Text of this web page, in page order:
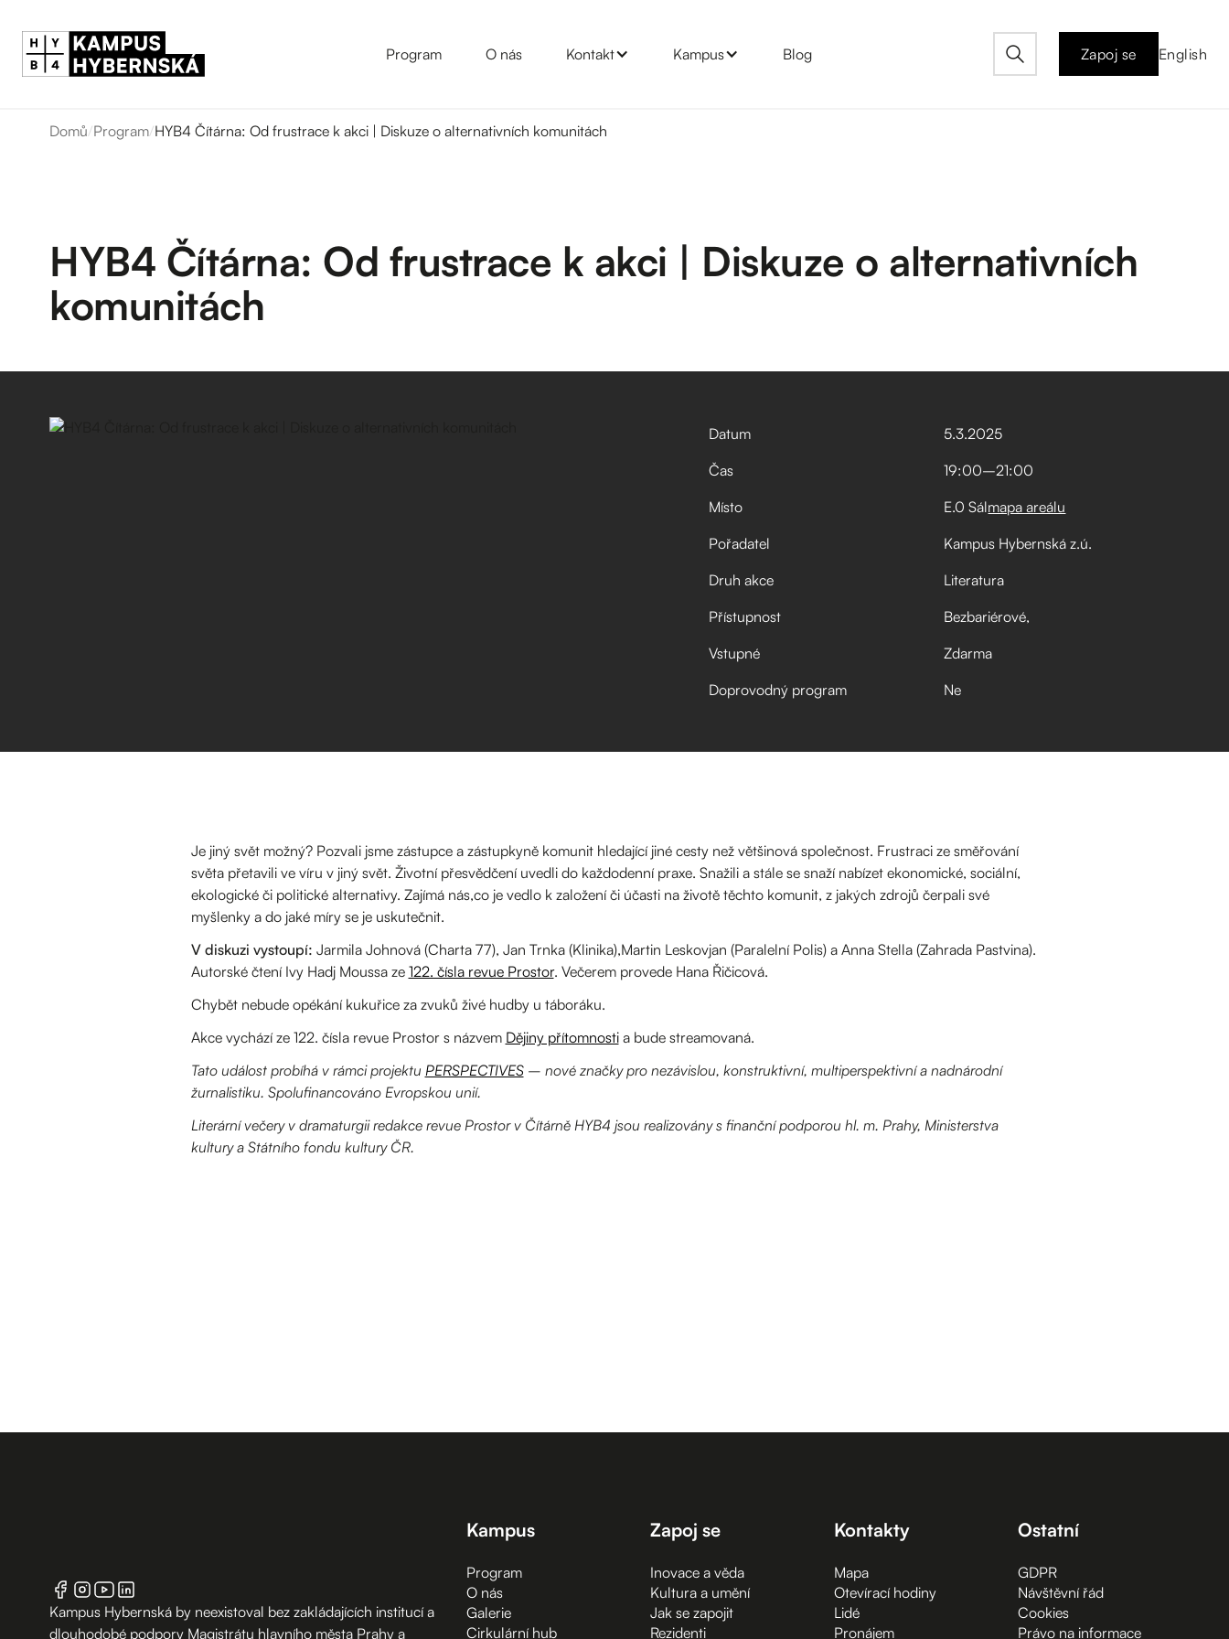
Program O nás Kontakt Kampus Blog Zapoj se English
Domů/Program/HYB4 Čítárna: Od frustrace k akci | Diskuze o alternativních komunitách
HYB4 Čítárna: Od frustrace k akci | Diskuze o alternativních
komunitách
Datum 5.3.2025
Čas
19:00–⁠21:00
Místo
E.0 Sálmapa areálu
Pořadatel
Kampus Hybernská z.ú.
Druh akce
Literatura
Přístupnost
Bezbariérové
Vstupné
Zdarma
Doprovodný program
Ne
Je jiný svět možný? Pozvali jsme zástupce a zástupkyně komunit hledající jiné cesty než většinová společnost. Frustraci ze směřování
světa přetavili ve víru v jiný svět. Životní přesvědčení uvedli do každodenní praxe. Snažili a stále se snaží nabízet ekonomické, sociální,
ekologické či politické alternativy. Zajímá nás,co je vedlo k založení či účasti na životě těchto komunit, z jakých zdrojů čerpali své
myšlenky a do jaké míry se je uskutečnit.
V diskuzi vystoupí: Jarmila Johnová (Charta 77), Jan Trnka (Klinika),Martin Leskovjan (Paralelní Polis) a Anna Stella (Zahrada Pastvina).
Autorské čtení Ivy Hadj Moussa ze 122. čísla revue Prostor. Večerem provede Hana Řičicová.
Chybět nebude opékání kukuřice za zvuků živé hudby u táboráku.
Akce vychází ze 122. čísla revue Prostor s názvem Dějiny přítomnostia bude streamovaná.
Tato událost probíhá v rámci projektu PERSPECTIVES– nové značky pro nezávislou, konstruktivní, multiperspektivní a nadnárodní
žurnalistiku. Spolufinancováno Evropskou unií.
Literární večery v dramaturgii redakce revue Prostor v Čítárně HYB4 jsou realizovány s finanční podporou hl. m. Prahy, Ministerstva
kultury a Státního fondu kultury ČR.
Kampus Hybernská by neexistoval bez zakládajících institucí a
dlouhodobé podpory Magistrátu hlavního města Prahy a
Kampus
Program
O nás
Galerie
Cirkulární hub
Zapoj se
Inovace a věda
Kultura a umění
Jak se zapojit
Rezidenti
Kontakty
Mapa
Otevírací hodiny
Lidé
Pronájem
Ostatní
GDPR
Návštěvní řád
Cookies
Právo na informace